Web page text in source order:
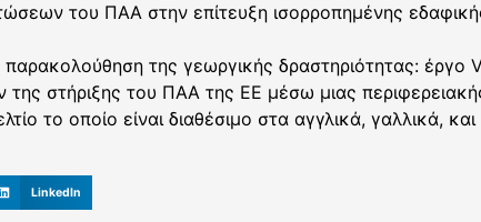
του ΠΑΑ στην επίτευξη ισορροπημένης
παρακολούθηση της γεωργικής δραστηριότητας: έργο
στήριξης του ΠΑΑ της ΕΕ μέσω μιας
το οποίο είναι διαθέσιμο στα αγγλικά, γαλλικά,
LinkedIn